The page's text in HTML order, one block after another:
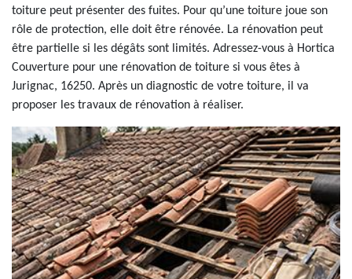
toiture peut présenter des fuites. Pour qu’une toiture joue son
rôle de protection, elle doit être rénovée. La rénovation peut
être partielle si les dégâts sont limités. Adressez-vous à Hortica
Couverture pour une rénovation de toiture si vous êtes à
Jurignac, 16250. Après un diagnostic de votre toiture, il va
proposer les travaux de rénovation à réaliser.